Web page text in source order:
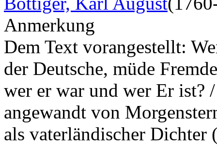
Anmerkung
Dem Text vorangestellt:
der Deutsche, müde
wer er war und wer Er ist?
angewandt von
als vaterländischer Dichter